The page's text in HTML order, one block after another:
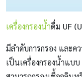
เครื่องกรองน้ำดื่ม UF
มีลำดับการกรอง และค
เป็นเครื่องกรองน้ำแบ